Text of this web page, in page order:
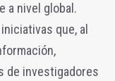
a nivel global.
que, al
de investigadores